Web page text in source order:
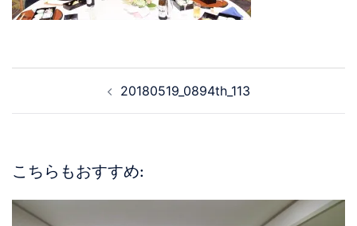
20180519_0894th_113
こちらもおすすめ: